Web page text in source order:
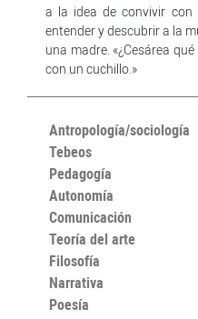
a la idea de convivir con
entender y descubrir a la
una madre. «¿Cesárea
con un cuchillo.»
Antropología/sociología
Tebeos
Pedagogía
Autonomía
Comunicación
Teoría del arte
Filosofía
Narrativa
Poesía